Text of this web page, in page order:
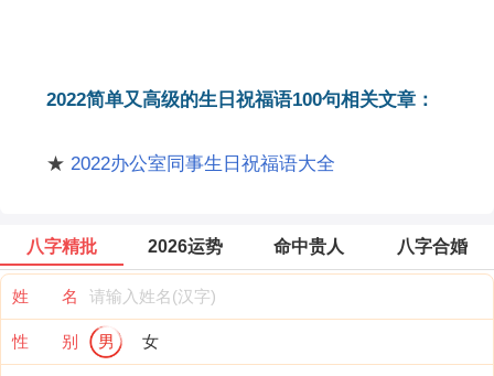
2022简单又高级的生日祝福语100句相关文章：
★ 2022办公室同事生日祝福语大全
八字精批 2026运势 命中贵人 八字合婚
姓 名
性 别 男 女